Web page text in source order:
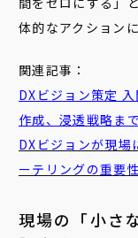
体的なアクション
関連記事：
DXビジョン策定
作成、浸透戦略まで
DXビジョンが現場
ーテリングの重要性
現場の「小さ